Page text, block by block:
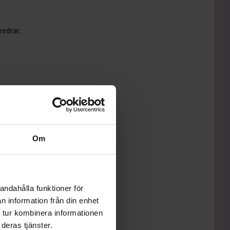
Om
funktioner för
information från din enhet
kombinera informationen
tjänster.